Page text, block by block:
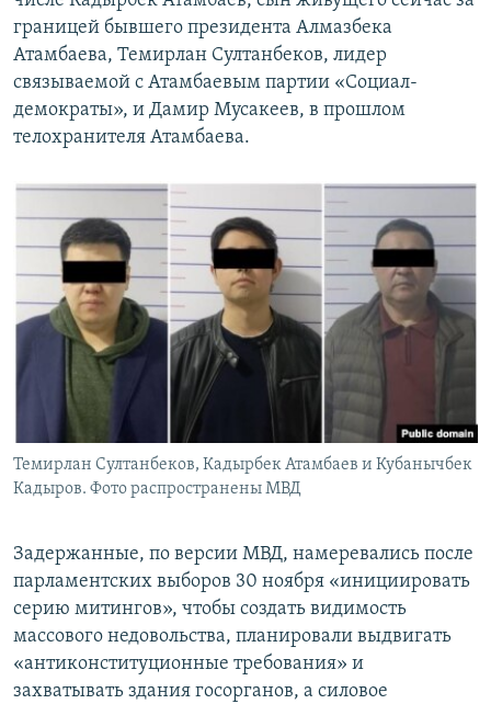
границей бывшего президента Алмазбека
Атамбаева, Темирлан Султанбеков, лидер
связываемой с Атамбаевым партии «Социал-
демократы», и Дамир Мусакеев, в прошлом
телохранителя Атамбаева.
Темирлан Султанбеков, Кадырбек Атамбаев и Кубанычбек
Кадыров. Фото распространены МВД
Задержанные, по версии МВД, намеревались после
парламентских выборов 30 ноября «инициировать
серию митингов», чтобы создать видимость
массового недовольства, планировали выдвигать
«антиконституционные требования» и
захватывать здания госорганов, а силовое